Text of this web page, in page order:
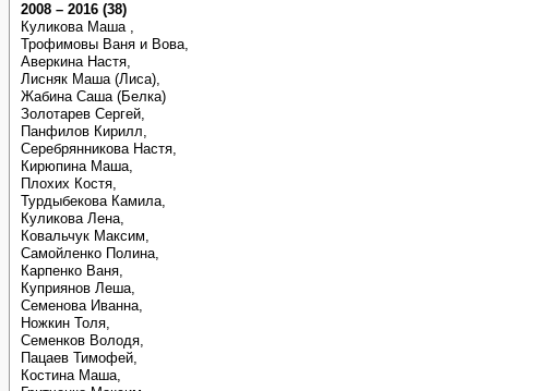
2008 – 2016 (38)
Куликова Маша ,
Трофимовы Ваня и Вова,
Аверкина Настя,
Лисняк Маша (Лиса),
Жабина Саша (Белка)
Золотарев Сергей,
Панфилов Кирилл,
Серебрянникова Настя,
Кирюпина Маша,
Плохих Костя,
Турдыбекова Камила,
Куликова Лена,
Ковальчук Максим,
Самойленко Полина,
Карпенко Ваня,
Куприянов Леша,
Семенова Иванна,
Ножкин Толя,
Семенков Володя,
Пацаев Тимофей,
Костина Маша,